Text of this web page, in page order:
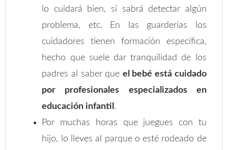
lo cuidará bien, si sabrá detectar algún
problema, etc. En las guarderías los
cuidadores tienen formación específica,
hecho que suele dar tranquilidad de los
padres al saber que el bebé está cuidado
por profesionales especializados en
educación infantil .
Por muchas horas que juegues con tu
hijo, lo lleves al parque o esté rodeado de